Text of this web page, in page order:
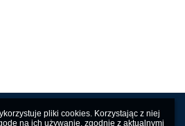
pliki cookies. Korzystając z niej
na ich używanie, zgodnie z aktualnymi